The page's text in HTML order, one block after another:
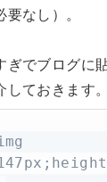
なし）。
ぎでブログに
ておきます。